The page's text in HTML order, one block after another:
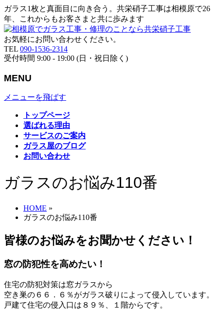
ガラス1枚と真面目に向き合う。共栄硝子工事は相模原で26
年、これからもお客さまと共に歩みます
お気軽にお問い合わせください。
TEL 090-1536-2314
受付時間 9:00 - 19:00 (日・祝日除く)
MENU
メニューを飛ばす
トップページ
選ばれる理由
サービスのご案内
ガラス屋のブログ
お問い合わせ
ガラスのお悩み110番
HOME »
ガラスのお悩み110番
皆様のお悩みをお聞かせください！
窓の防犯性を高めたい！
住宅の防犯対策は窓ガラスから
空き巣の６６．６％がガラス破りによって侵入しています。
戸建て住宅の侵入口は８９％、１階からです。